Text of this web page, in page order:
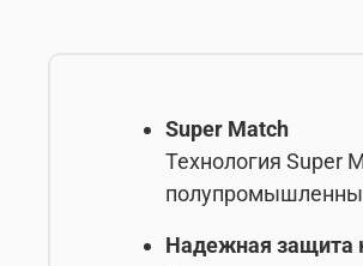
Super Match
Технология Super
Надежная защита